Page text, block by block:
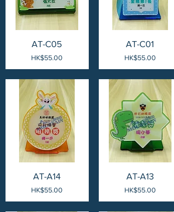
AT-C05
價格
HK$55.00
AT-C01
價格
HK$55.00
AT-A14
價格
HK$55.00
AT-A13
價格
HK$55.00